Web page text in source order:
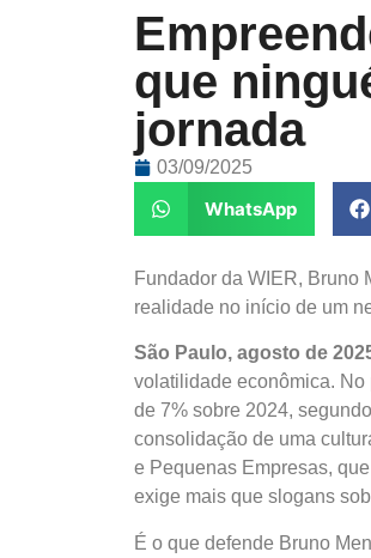
que
jornada
03/09/2025
WhatsApp
Fundador da WIER, Bruno
realidade no início de um
São Paulo, agosto de
volatilidade econômica. No
de 7% sobre 2024,
consolidação de uma
e Pequenas Empresas,
exige mais que slogans
É o que defende Bruno